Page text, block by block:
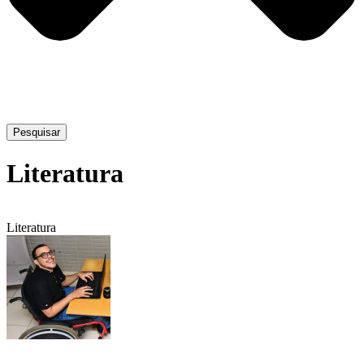
Pesquisar
Literatura
Literatura